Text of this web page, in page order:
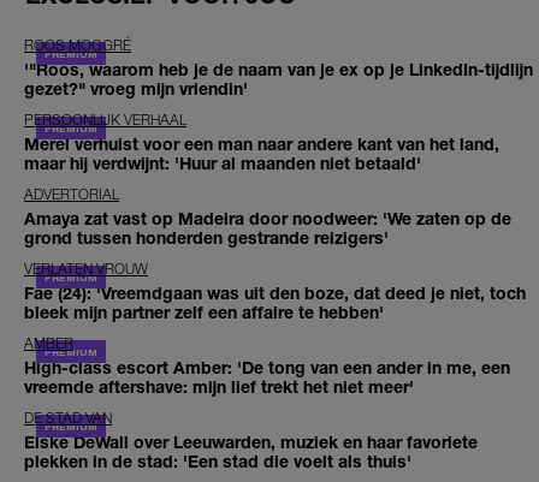
ROOS MOGGRÉ
'"Roos, waarom heb je de naam van je ex op je LinkedIn-tijdlijn
gezet?" vroeg mijn vriendin'
PERSOONLIJK VERHAAL
Merel verhuist voor een man naar andere kant van het land,
maar hij verdwijnt: 'Huur al maanden niet betaald'
ADVERTORIAL
Amaya zat vast op Madeira door noodweer: 'We zaten op de
grond tussen honderden gestrande reizigers'
VERLATEN VROUW
Fae (24): 'Vreemdgaan was uit den boze, dat deed je niet, toch
bleek mijn partner zelf een affaire te hebben'
AMBER
High-class escort Amber: 'De tong van een ander in me, een
vreemde aftershave: mijn lief trekt het niet meer'
DE STAD VAN
Elske DeWall over Leeuwarden, muziek en haar favoriete
plekken in de stad: 'Een stad die voelt als thuis'